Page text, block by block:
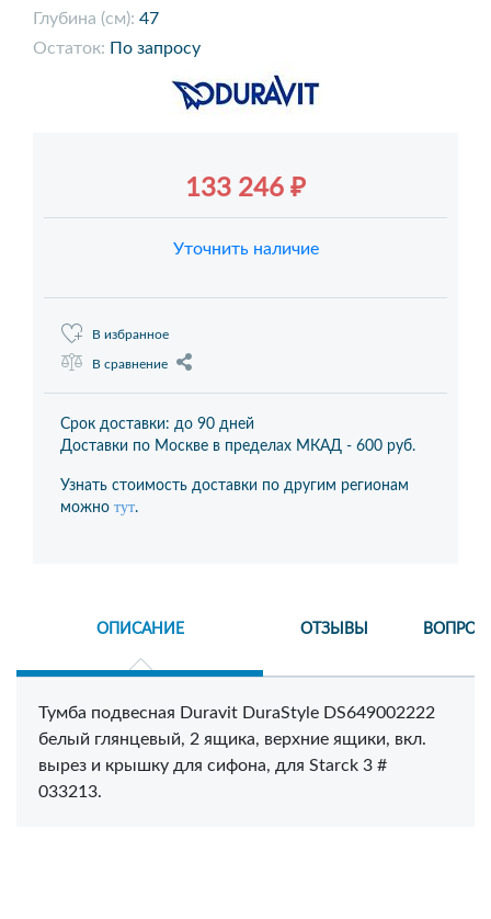
Глубина (см): 47
Остаток: По запросу
133 246 ₽
Уточнить наличие
В избранное
В сравнение
Срок доставки: до 90 дней
Доставки по Москве в пределах МКАД - 600 руб.
Узнать стоимость доставки по другим регионам
можно тут.
ОПИСАНИЕ ОТЗЫВЫ
Тумба подвесная Duravit DuraStyle DS649002222
белый глянцевый, 2 ящика, верхние ящики, вкл.
вырез и крышку для сифона, для Starck 3 #
033213.